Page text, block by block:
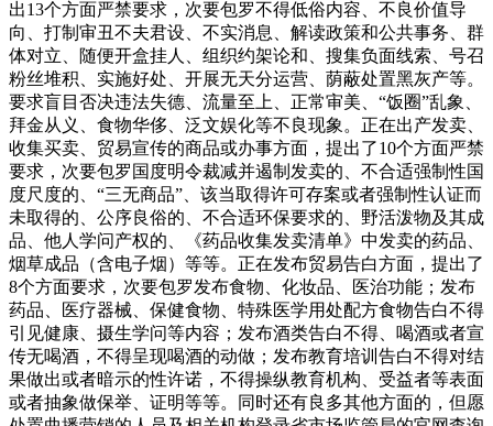
出13个方面严禁要求，次要包罗不得低俗内容、不良价值导
向、打制审丑不夫君设、不实消息、解读政策和公共事务、群
体对立、随便开盒挂人、组织约架论和、搜集负面线索、号召
粉丝堆积、实施好处、开展无天分运营、荫蔽处置黑灰产等。
要求盲目否决违法失德、流量至上、正常审美、“饭圈”乱象、
拜金从义、食物华侈、泛文娱化等不良现象。正在出产发卖、
收集买卖、贸易宣传的商品或办事方面，提出了10个方面严禁
要求，次要包罗国度明令裁减并遏制发卖的、不合适强制性国
度尺度的、“三无商品”、该当取得许可存案或者强制性认证而
未取得的、公序良俗的、不合适环保要求的、野活泼物及其成
品、他人学问产权的、《药品收集发卖清单》中发卖的药品、
烟草成品（含电子烟）等等。正在发布贸易告白方面，提出了
8个方面要求，次要包罗发布食物、化妆品、医治功能；发布
药品、医疗器械、保健食物、特殊医学用处配方食物告白不得
引见健康、摄生学问等内容；发布酒类告白不得、喝酒或者宣
传无喝酒，不得呈现喝酒的动做；发布教育培训告白不得对结
果做出或者暗示的性许诺，不得操纵教育机构、受益者等表面
或者抽象做保举、证明等等。同时还有良多其他方面的，但愿